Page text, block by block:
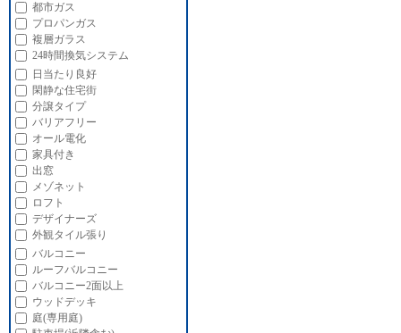
都市ガス
プロパンガス
複層ガラス
24時間換気システム
日当たり良好
閑静な住宅街
分譲タイプ
バリアフリー
オール電化
家具付き
出窓
メゾネット
ロフト
デザイナーズ
外観タイル張り
バルコニー
ルーフバルコニー
バルコニー2面以上
ウッドデッキ
庭(専用庭)